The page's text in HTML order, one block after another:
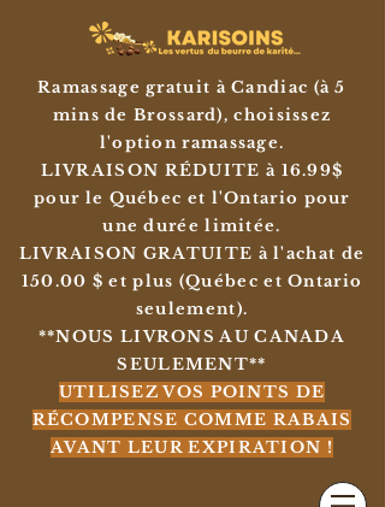
Ramassage gratuit à Candiac (à 5
mins de Brossard), choisissez
l'option ramassage.
LIVRAISON RÉDUITE à 16.99$
pour le Québec et l'Ontario pour
une durée limitée.
LIVRAISON GRATUITE à l'achat de
150.00 $ et plus (Québec et Ontario
seulement).
**NOUS LIVRONS AU CANADA
SEULEMENT**
UTILISEZ VOS POINTS DE
RÉCOMPENSE COMME RABAIS
AVANT LEUR EXPIRATION !